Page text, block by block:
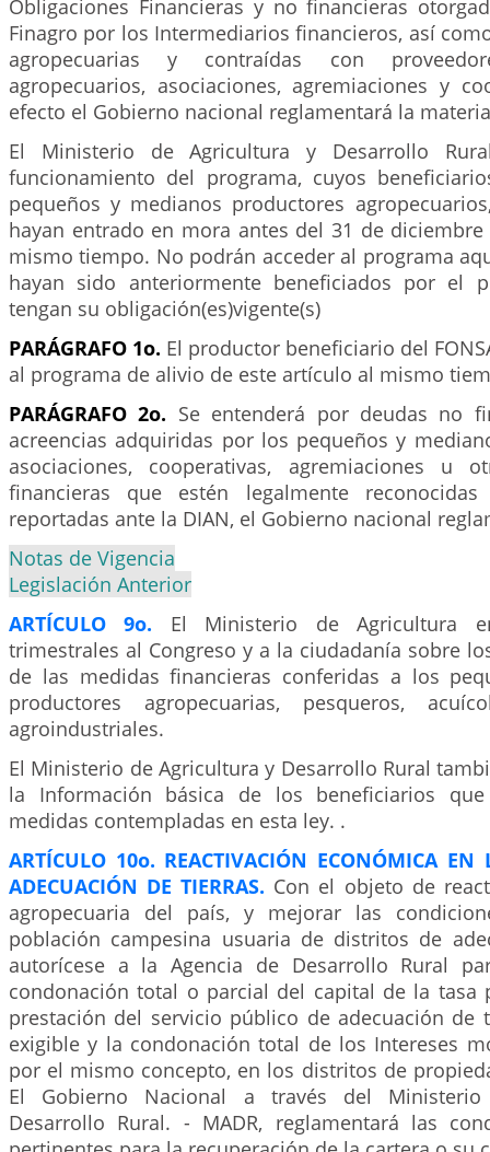
Obligaciones Financieras y no financieras
Finagro por los Intermediarios financieros, así
agropecuarias y contraídas con
agropecuarios, asociaciones, agremiaciones y
efecto el Gobierno nacional reglamentará la
El Ministerio de Agricultura y Desarrollo
funcionamiento del programa, cuyos
pequeños y medianos productores
hayan entrado en mora antes del 31 de diciembre
mismo tiempo. No podrán acceder al programa
hayan sido anteriormente beneficiados por el
tengan su obligación(es)vigente(s)
PARÁGRAFO 1o. El productor beneficiario del
al programa de alivio de este artículo al mismo
PARÁGRAFO 2o. Se entenderá por deudas no
acreencias adquiridas por los pequeños y
asociaciones, cooperativas, agremiaciones u
financieras que estén legalmente
reportadas ante la DIAN, el Gobierno nacional
Notas de Vigencia
Legislación Anterior
ARTÍCULO 9o.
El Ministerio de Agricultura
trimestrales al Congreso y a la ciudadanía sobre
de las medidas financieras conferidas a los
productores agropecuarias, pesqueros,
agroindustriales.
El Ministerio de Agricultura y Desarrollo Rural
la Información básica de los beneficiarios
medidas contempladas en esta ley. .
ARTÍCULO 10o. REACTIVACIÓN ECONÓMICA EN
ADECUACIÓN DE TIERRAS. Con el objeto de
agropecuaria del país, y mejorar las
población campesina usuaria de distritos de
autorícese a la Agencia de Desarrollo Rural
condonación total o parcial del capital de la tasa
prestación del servicio público de adecuación de
exigible y la condonación total de los Intereses
por el mismo concepto, en los distritos de
El Gobierno Nacional a través del
Desarrollo Rural. - MADR, reglamentará las